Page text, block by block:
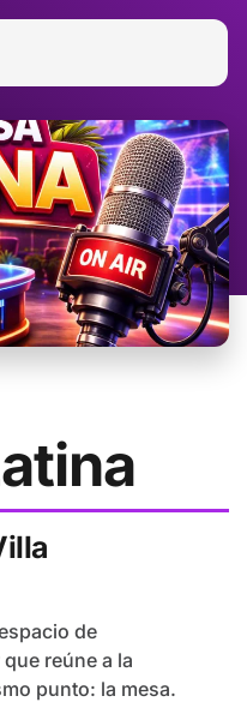
de
reúne a la
punto: la mesa.